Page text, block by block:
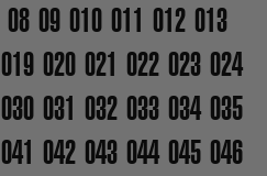
08 09 010 011 012 013
019 020 021 022 023 024
030 031 032 033 034 035
041 042 043 044 045 046